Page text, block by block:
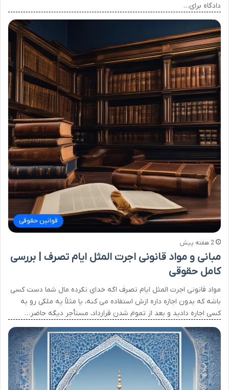
دادگاه برای…
قوانین حقوقی
2 هفته پیش
مبانی و مواد قانونی اجرت المثل ایام تصرف | بررسی
کامل حقوقی
مواد قانونی اجرت المثل ایام تصرف اگه خدای نکرده مال شما دست کسی
باشه که بدون اجازه داره ازش استفاده می کنه، یا مثلاً یه ملکی رو به
کسی اجاره دادید و بعد از تموم شدن قرارداد، مستأجر دیگه حاضر…